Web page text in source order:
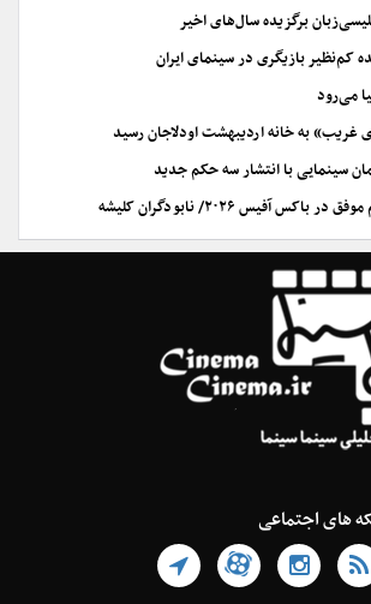
کم‌نظیر بازیگری در سینمای ایران
می‌رود
به خانه اردیبهشت اودلاجان رسید
سینمایی با انتشار سه حکم جدید
آفیس ۲۰۲۶/ نابودگران کلیشه
های اجتماعی